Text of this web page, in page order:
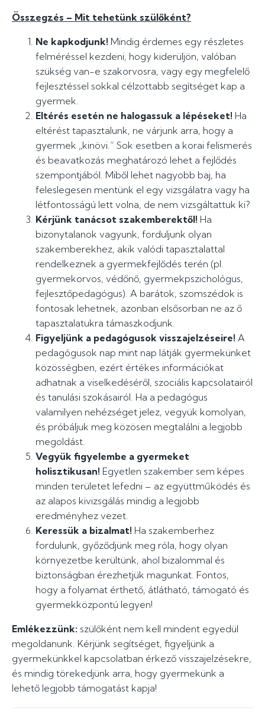
Összegzés – Mit tehetünk szülőként?
Ne kapkodjunk! Mindig érdemes egy részletes
felméréssel kezdeni, hogy kiderüljön, valóban
szükség van-e szakorvosra, vagy egy megfelelő
fejlesztéssel sokkal célzottabb segítséget kap a
gyermek.
Eltérés esetén ne halogassuk a lépéseket! Ha
eltérést tapasztalunk, ne várjunk arra, hogy a
gyermek „kinövi.” Sok esetben a korai felismerés
és beavatkozás meghatározó lehet a fejlődés
szempontjából. Miből lehet nagyobb baj, ha
feleslegesen mentünk el egy vizsgálatra vagy ha
létfontosságú lett volna, de nem vizsgáltattuk ki?
Kérjünk tanácsot szakemberektől! Ha
bizonytalanok vagyunk, forduljunk olyan
szakemberekhez, akik valódi tapasztalattal
rendelkeznek a gyermekfejlődés terén (pl.
gyermekorvos, védőnő, gyermekpszichológus,
fejlesztőpedagógus). A barátok, szomszédok is
fontosak lehetnek, azonban elsősorban ne az ő
tapasztalatukra támaszkodjunk.
Figyeljünk a pedagógusok visszajelzéseire! A
pedagógusok nap mint nap látják gyermekünket
közösségben, ezért értékes információkat
adhatnak a viselkedéséről, szociális kapcsolatairól
és tanulási szokásairól. Ha a pedagógus
valamilyen nehézséget jelez, vegyük komolyan,
és próbáljuk meg közösen megtalálni a legjobb
megoldást.
Vegyük figyelembe a gyermeket
holisztikusan! Egyetlen szakember sem képes
minden területet lefedni – az együttműködés és
az alapos kivizsgálás mindig a legjobb
eredményhez vezet.
Keressük a bizalmat! Ha szakemberhez
fordulunk, győződjünk meg róla, hogy olyan
környezetbe kerültünk, ahol bizalommal és
biztonságban érezhetjük magunkat. Fontos,
hogy a folyamat érthető, átlátható, támogató és
gyermekközpontú legyen!
Emlékezzünk: szülőként nem kell mindent egyedül
megoldanunk. Kérjünk segítséget, figyeljünk a
gyermekünkkel kapcsolatban érkező visszajelzésekre,
és mindig törekedjünk arra, hogy gyermekünk a
lehető legjobb támogatást kapja!